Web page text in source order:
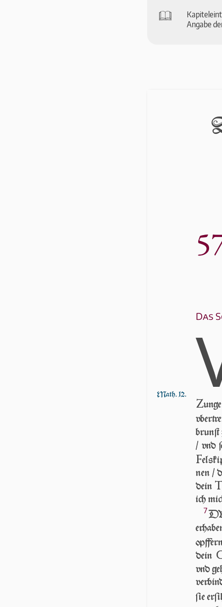
🕮
An­ga­be
Das
Math. 12.
Z
/ vnd
F
nen /
dein
ich
7
dein
vnd
ſie